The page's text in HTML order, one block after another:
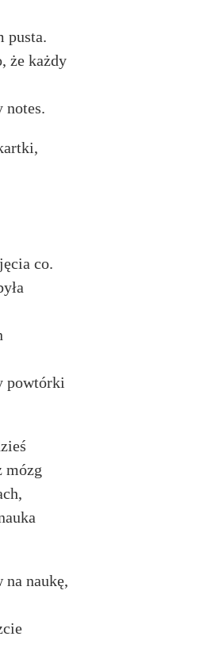
pusta.
że każdy
notes.
co.
powtórki
mózg
naukę,